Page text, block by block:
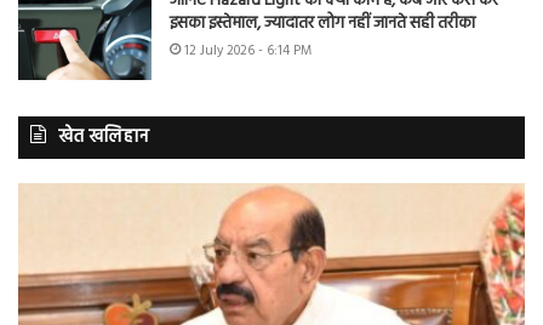
इसका इस्तेमाल, ज्यादातर लोग नहीं जानते सही तरीका
12 July 2026 - 6:14 PM
खेत खलिहान